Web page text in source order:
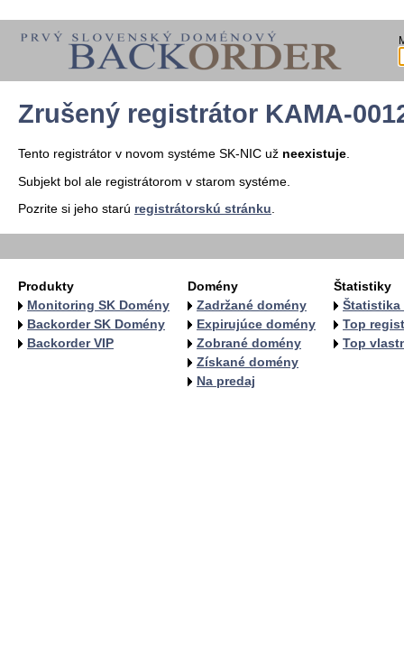
Zrušený registrátor KAMA-
Tento registrátor v novom systéme SK-NIC už neexistuje.
Subjekt bol ale registrátorom v starom systéme.
Pozrite si jeho starú registrátorskú stránku
Produkty
Monitoring SK Domény
Backorder SK Domény
Backorder VIP
Domény
Zadržané domény
Expirujúce domény
Zobrané domény
Získané domény
Na predaj
Štatistiky
Štatistika
Top
Top